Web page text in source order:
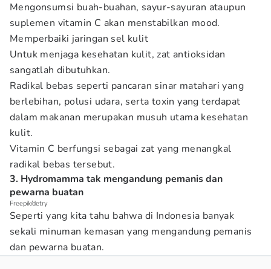
Mengonsumsi buah-buahan, sayur-sayuran ataupun
suplemen vitamin C akan menstabilkan mood.
Memperbaiki jaringan sel kulit
Untuk menjaga kesehatan kulit, zat antioksidan
sangatlah dibutuhkan.
Radikal bebas seperti pancaran sinar matahari yang
berlebihan, polusi udara, serta toxin yang terdapat
dalam makanan merupakan musuh utama kesehatan
kulit.
Vitamin C berfungsi sebagai zat yang menangkal
radikal bebas tersebut.
3. Hydromamma tak mengandung pemanis dan
pewarna buatan
Freepik/detry
Seperti yang kita tahu bahwa di Indonesia banyak
sekali minuman kemasan yang mengandung pemanis
dan pewarna buatan.